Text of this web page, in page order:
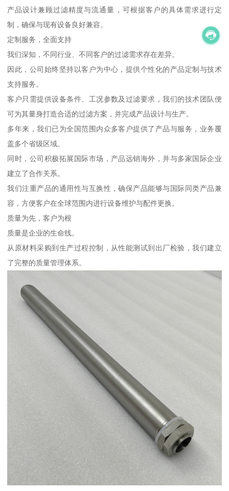
产品设计兼顾过滤精度与流通量，可根据客户的具体需求进行定
制，确保与现有设备良好兼容。
定制服务，全面支持
我们深知，不同行业、不同客户的过滤需求存在差异。
因此，公司始终坚持以客户为中心，提供个性化的产品定制与技术
支持服务。
客户只需提供设备条件、工况参数及过滤要求，我们的技术团队便
可为其量身打造合适的过滤方案，并完成产品设计与生产。
多年来，我们已为全国范围内众多客户提供了产品与服务，业务覆
盖多个省级区域。
同时，公司积极拓展国际市场，产品远销海外，并与多家国际企业
建立了合作关系。
我们注重产品的通用性与互换性，确保产品能够与国际同类产品兼
容，方便客户在全球范围内进行设备维护与配件更换。
质量为先，客户为根
质量是企业的生命线。
从原材料采购到生产过程控制，从性能测试到出厂检验，我们建立
了完整的质量管理体系。